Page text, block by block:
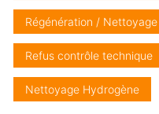
Régénération / Nettoyage
Refus contrôle technique
Nettoyage Hydrogène